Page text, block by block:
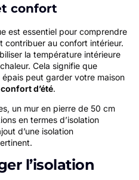
confort
est essentiel pour comprendre
contribuer au confort intérieur.
la température intérieure
Cela signifie que
épais peut garder votre maison
confort d’été.
un mur en pierre de 50 cm
en termes d’isolation
d’une isolation
l’isolation